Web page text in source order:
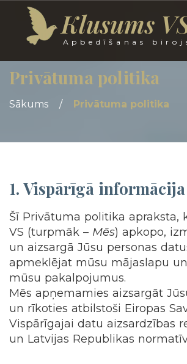
Klusums
Apbedīšanas
Privātuma politika
Sākums / Privātuma politika
1. Vispārīgā informācija
Šī Privātuma politika apraksta,
VS (turpmāk – Mēs) apkopo,
un aizsargā Jūsu personas
apmeklējat mūsu mājaslapu
mūsu pakalpojumus.
Mēs apņemamies aizsargāt
un rīkoties atbilstoši Eiropas
Vispārīgajai datu aizsardzības
un Latvijas Republikas